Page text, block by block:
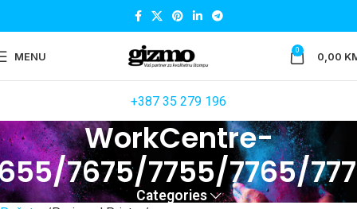
MENU 0 0,00
+387 35 279 196
WorkCentre-
7675/7755/7765/
Categories